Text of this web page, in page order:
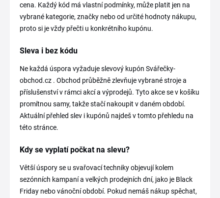
cena. Každý kód má vlastní podmínky, může platit jen na
vybrané kategorie, značky nebo od určité hodnoty nákupu,
proto si je vždy přečti u konkrétního kupónu.
Sleva i bez kódu
Ne každá úspora vyžaduje slevový kupón Svářečky-
obchod.cz . Obchod průběžně zlevňuje vybrané stroje a
příslušenství v rámci akcí a výprodejů. Tyto akce se v košíku
promítnou samy, takže stačí nakoupit v daném období.
Aktuální přehled slev i kupónů najdeš v tomto přehledu na
této stránce.
Kdy se vyplatí počkat na slevu?
Větší úspory se u svařovací techniky objevují kolem
sezónních kampaní a velkých prodejních dní, jako je Black
Friday nebo vánoční období. Pokud nemáš nákup spěchat,